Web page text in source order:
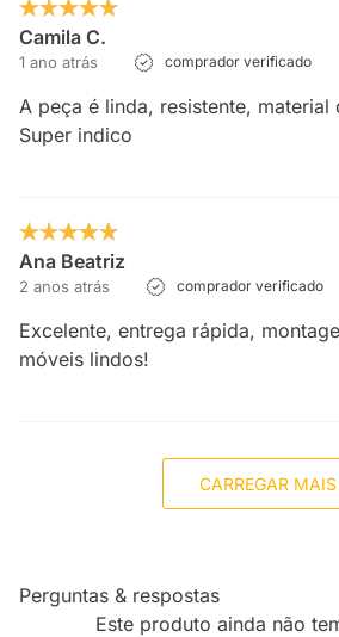
Camila C.
1 ano atrás comprador verificado
A peça é linda, resistente, material
Super indico
Ana Beatriz
2 anos atrás comprador verificado
Excelente, entrega rápida,
móveis lindos!
CARREGAR MAIS
Perguntas & respostas
Este produto ainda não